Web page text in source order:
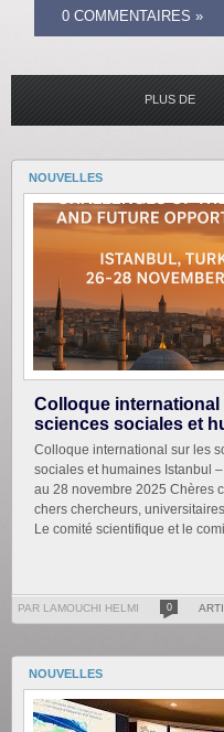
0 COMMENTAIRES »
CONNEXE
PLUS DE
NOUVELLES
Colloque international
sciences sociales et
Colloque international sur les
sociales et humaines Istanbul
au 28 novembre 2025 Chères
chers chercheurs,
Le comité scientifique et le
PAR LAMOUCHI HELMI 0
NOUVELLES